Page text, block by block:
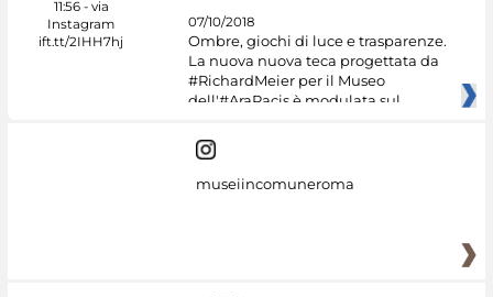
07/10/2018
Ombre, giochi di luce e trasparenze.
La nuova nuova teca progettata da
#RichardMeier per il Museo
dell'#AraPacis è modulata sul
museiincomuneroma